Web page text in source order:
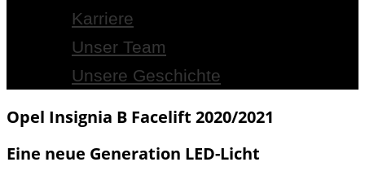
Karriere
Unser Team
Unsere Geschichte
Opel Insignia B Facelift 2020/2021
Eine neue Generation LED-Licht